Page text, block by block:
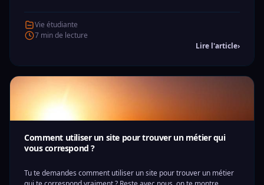
Vie étudiante
7 min de lecture
Lire l'article›
Comment utiliser un site pour trouver un métier qui
vous correspond ?
Tu te demandes comment utiliser un site pour trouver un métier